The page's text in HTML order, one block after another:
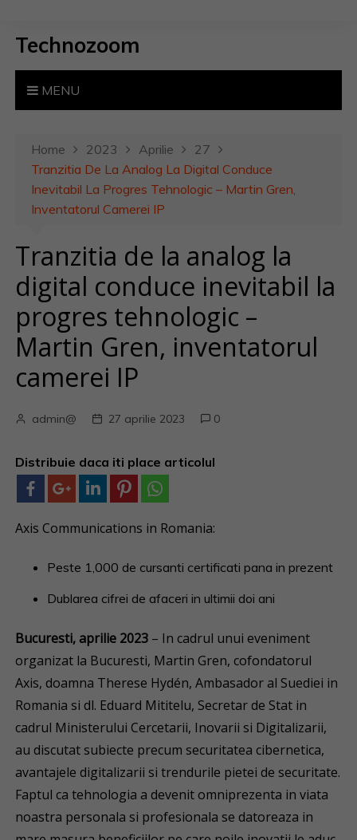
Technozoom
MENU
Home 2023 Aprilie
27
Tranzitia De La Analog La Digital Conduce
Inevitabil La Progres Tehnologic – Martin Gren,
Inventatorul Camerei IP
Tranzitia de la analog la
digital conduce inevitabil la
progres tehnologic –
Martin Gren, inventatorul
camerei IP
admin@ 27 aprilie 2023 0
Distribuie daca iti place articolul
Axis Communications in Romania:
Peste 1,000 de cursanti certificati pana in prezent
Dublarea cifrei de afaceri in ultimii doi ani
Bucuresti, aprilie 2023 – In cadrul unui eveniment
organizat la Bucuresti, Martin Gren, cofondatorul
Axis, doamna Therese Hydén, Ambasador al Suediei in
Romania si dl. Eduard Mititelu, Secretar de Stat in
cadrul Ministerului Cercetarii, Inovarii si Digitalizarii,
au discutat subiecte precum securitatea cibernetica,
avantajele digitalizarii si trendurile pietei de securitate.
Faptul ca tehnologia a devenit omniprezenta in viata
noastra personala si profesionala se datoreaza in